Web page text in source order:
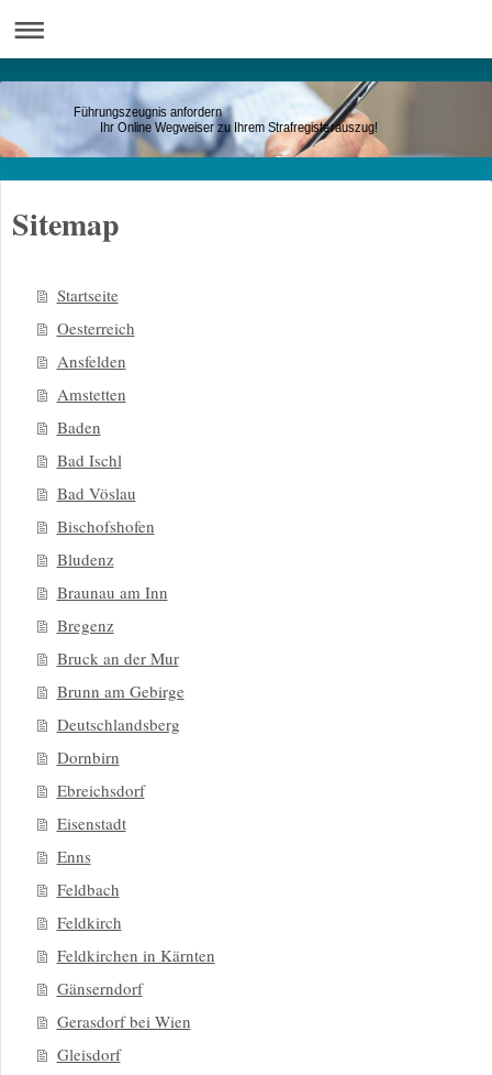
Führungszeugnis anfordern
Ihr Online Wegweiser zu Ihrem Strafregisterauszug!
Sitemap
Startseite
Oesterreich
Ansfelden
Amstetten
Baden
Bad Ischl
Bad Vöslau
Bischofshofen
Bludenz
Braunau am Inn
Bregenz
Bruck an der Mur
Brunn am Gebirge
Deutschlandsberg
Dornbirn
Ebreichsdorf
Eisenstadt
Enns
Feldbach
Feldkirch
Feldkirchen in Kärnten
Gänserndorf
Gerasdorf bei Wien
Gleisdorf